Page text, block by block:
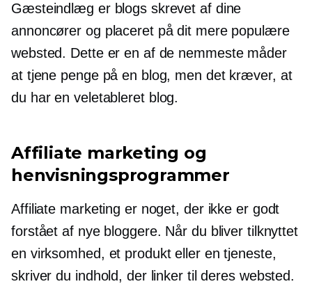
Gæsteindlæg er blogs skrevet af dine
annoncører og placeret på dit mere populære
websted. Dette er en af ​​de nemmeste måder
at tjene penge på en blog, men det kræver, at
du har enveletableretblog.
Affiliate marketing og
henvisningsprogrammer
Affiliate marketing er noget, der ikke er godt
forstået af nye bloggere. Når du bliver tilknyttet
en virksomhed, et produkt eller en tjeneste,
skriver du indhold, der linker til deres websted.